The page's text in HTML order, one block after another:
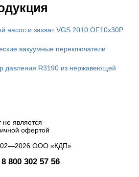
насос и захват VGS 2010 OF10x30P
вакуумные переключатели
давления R3190 из нержавеющей
не является
офертой
ООО «КДП»
8 800 302 57 56